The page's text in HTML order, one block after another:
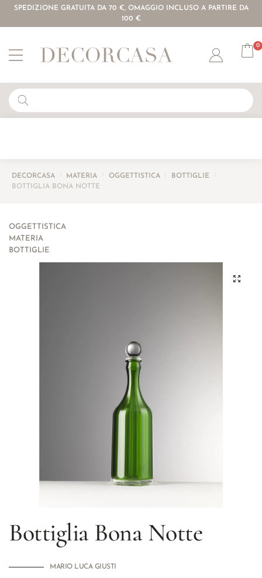
SPEDIZIONE GRATUITA DA 70 €, OMAGGIO INCLUSO A PARTIRE DA
100 €
Account
0
DECORCASA MATERIA OGGETTISTICA BOTTIGLIE
BOTTIGLIA BONA NOTTE
OGGETTISTICA
MATERIA
BOTTIGLIE
Bottiglia Bona Notte
MARIO LUCA GIUSTI